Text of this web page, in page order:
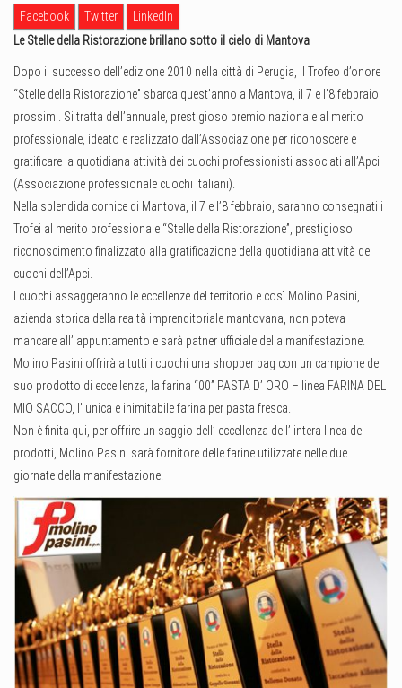
Facebook Twitter
LinkedIn
Le Stelle della Ristorazione brillano sotto il cielo di Mantova
Dopo il successo dell’edizione 2010 nella città di Perugia, il Trofeo d’onore
“Stelle della Ristorazione” sbarca quest’anno a Mantova, il 7 e l’8 febbraio
prossimi. Si tratta dell’annuale, prestigioso premio nazionale al merito
professionale, ideato e realizzato dall’Associazione per riconoscere e
gratificare la quotidiana attività dei cuochi professionisti associati all’Apci
(Associazione professionale cuochi italiani).
Nella splendida cornice di Mantova, il 7 e l’8 febbraio, saranno consegnati i
Trofei al merito professionale “Stelle della Ristorazione”, prestigioso
riconoscimento finalizzato alla gratificazione della quotidiana attività dei
cuochi dell’Apci.
I cuochi assaggeranno le eccellenze del territorio e così Molino Pasini,
azienda storica della realtà imprenditoriale mantovana, non poteva
mancare all’ appuntamento e sarà patner ufficiale della manifestazione.
Molino Pasini offrirà a tutti i cuochi una shopper bag con un campione del
suo prodotto di eccellenza, la farina “00” PASTA D’ ORO – linea FARINA DEL
MIO SACCO, l’ unica e inimitabile farina per pasta fresca.
Non è finita qui, per offrire un saggio dell’ eccellenza dell’ intera linea dei
prodotti, Molino Pasini sarà fornitore delle farine utilizzate nelle due
giornate della manifestazione.